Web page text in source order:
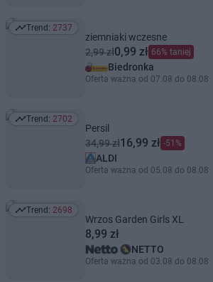
Trend: 2737
Trend: 2737
ziemniaki wczesne
2,99 zł0,99 zł 66% taniej
Biedronka
Oferta ważna od 07.08 do 08.08
Trend: 2702
Trend: 2702
Persil
34,99 zł16,99 zł -51%
ALDI
Oferta ważna od 05.08 do 08.08
Trend: 2698
Trend: 2698
Wrzos Garden Girls XL
8,99 zł
NETTO
Oferta ważna od 03.08 do 08.08